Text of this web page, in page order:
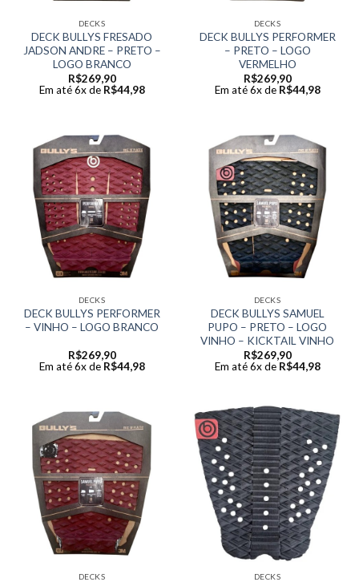
DECKS
DECK BULLYS FRESADO
JADSON ANDRE – PRETO –
LOGO BRANCO
R$269,90
Em até 6x de R$44,98
DECKS
DECK BULLYS PERFORMER
– PRETO – LOGO
VERMELHO
R$269,90
Em até 6x de R$44,98
DECKS
DECK BULLYS PERFORMER
– VINHO – LOGO BRANCO
R$269,90
Em até 6x de R$44,98
DECKS
DECK BULLYS SAMUEL
PUPO – PRETO – LOGO
VINHO – KICKTAIL VINHO
R$269,90
Em até 6x de R$44,98
DECKS DECKS